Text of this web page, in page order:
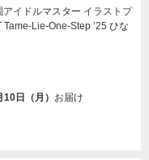
イドルマスター イラストプ
Tame-Lie-One-Step ’25 ひな
日（月） お届け